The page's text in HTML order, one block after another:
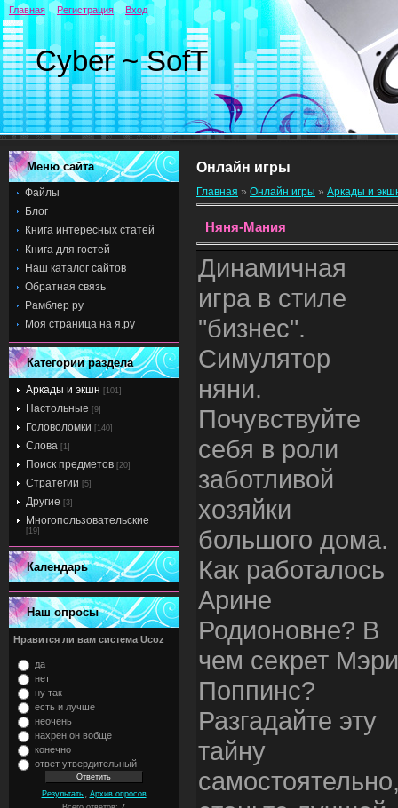
Cyber ~ SofT
Главная Регистрация Вход
Меню сайта
Файлы
Блог
Книга интересных статей
Книга для гостей
Наш каталог сайтов
Обратная связь
Рамблер ру
Моя страница на я.ру
Категории раздела
Аркады и экшн [101]
Настольные [9]
Головоломки [140]
Слова [1]
Поиск предметов [20]
Стратегии [5]
Другие [3]
Многопользовательские
[19]
Календарь
Наш опросы
Нравится ли вам система Ucoz
да
нет
ну так
есть и лучше
неочень
нахрен он вобще
конечно
ответ утвердительный
Результаты, Архив опросов
Онлайн игры
Главная » Онлайн игры » Аркады и
Няня-Мания
Динамичная
игра в стиле
"бизнес".
Симулятор
няни.
Почувствуйте
себя в роли
заботливой
хозяйки
большого дома.
Как работалось
Арине
Родионовне? В
чем секрет Мэри
Поппинс?
Разгадайте эту
тайну